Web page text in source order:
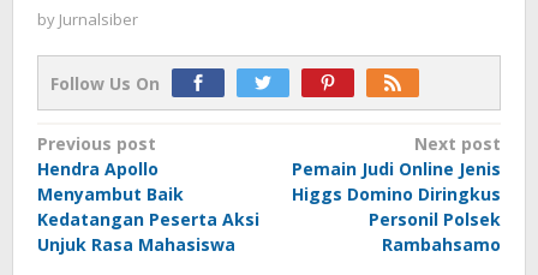
by Jurnalsiber
Follow Us On
Post
navigation
Previous post
Hendra Apollo
Menyambut Baik
Kedatangan Peserta Aksi
Unjuk Rasa Mahasiswa
Next post
Pemain Judi Online Jenis
Higgs Domino Diringkus
Personil Polsek
Rambahsamo